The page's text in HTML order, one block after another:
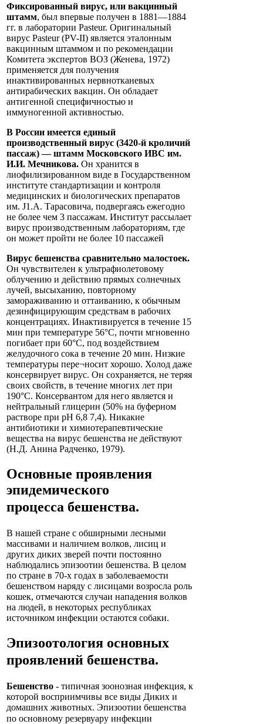
Фиксированный вирус, или вакцинный
штамм, был впервые получен в 1881—1884
гг. в лаборатории Pasteur. Оригинальный
вирус Pasteur (PV-II) является эталонным
вакцинным штаммом и по рекомендации
Комитета экспертов ВОЗ (Женева, 1972)
применяется для получения
инактивированных нервнотканевых
антирабических вакцин. Он обладает
антигенной специфичностью и
иммуногенной активностью.
В России имеется единый
производственный вирус (3420-й кроличий
пассаж) — штамм Московского ИВС им.
И.И. Мечникова. Он хранится в
лиофилизированном виде в Государственном
институте стандартизации и контроля
медицинских и биологических препаратов
им. J1.A. Тарасовича, подвергаясь ежегодно
не более чем 3 пассажам. Институт рассылает
вирус производственным лабораториям, где
он может пройти не более 10 пассажей
Вирус бешенства сравнительно малостоек.
Он чувствителен к ультрафиолетовому
облучению и действию прямых солнечных
лучей, высыханию, повторному
замораживанию и оттаиванию, к обычным
дезинфицирующим средствам в рабочих
концентрациях. Инактивируется в течение 15
мин при температуре 56°С, почти мгновенно
погибает при 60°С, под воздействием
желудочного сока в течение 20 мин. Низкие
температуры пере¬носит хорошо. Холод даже
консервирует вирус. Он сохраняется, не теряя
своих свойств, в течение многих лет при
190°С. Консервантом для него является и
нейтральный глицерин (50% на буферном
растворе при pH 6,8 7,4). Никакие
антибиотики и химиотерапевтические
вещества на вирус бешенства не действуют
(Н.Д. Анина Радченко, 1979).
Основные проявления
эпидемического
процесса бешенства.
В нашей стране с обширными лесными
массивами и наличием волков, лисиц и
других диких зверей почти постоянно
наблюдались эпизоотии бешенства. В целом
по стране в 70-х годах в заболеваемости
бешенством наряду с лисицами возросла роль
кошек, отмечаются случаи нападения волков
на людей, в некоторых республиках
источником инфекции остаются собаки.
Эпизоотология основных
проявлений бешенства.
Бешенство - типичная зоонозная инфекция, к
которой восприимчивы все виды Диких и
домашних животных. Эпизоотии бешенства
по основному резервуару инфекции